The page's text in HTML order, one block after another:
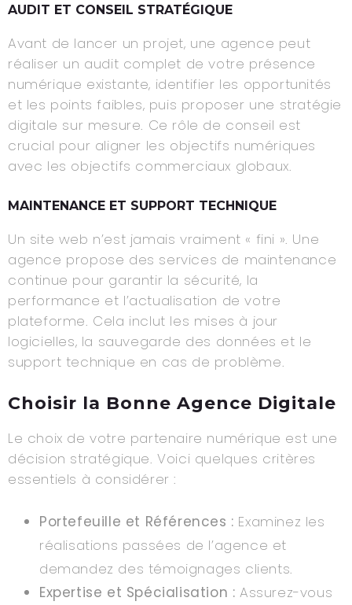
AUDIT ET CONSEIL STRATÉGIQUE
Avant de lancer un projet, une agence peut
réaliser un audit complet de votre présence
numérique existante, identifier les opportunités
et les points faibles, puis proposer une stratégie
digitale sur mesure. Ce rôle de conseil est
crucial pour aligner les objectifs numériques
avec les objectifs commerciaux globaux.
MAINTENANCE ET SUPPORT TECHNIQUE
Un site web n’est jamais vraiment « fini ». Une
agence propose des services de maintenance
continue pour garantir la sécurité, la
performance et l’actualisation de votre
plateforme. Cela inclut les mises à jour
logicielles, la sauvegarde des données et le
support technique en cas de problème.
Choisir la Bonne Agence Digitale
Le choix de votre partenaire numérique est une
décision stratégique. Voici quelques critères
essentiels à considérer :
Portefeuille et Références : Examinez les
réalisations passées de l’agence et
demandez des témoignages clients.
Expertise et Spécialisation : Assurez-vous